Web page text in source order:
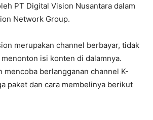
PT Digital Vision Nusantara dalam
Network Group.
merupakan channel berbayar, tidak
isi konten di dalamnya.
mencoba berlangganan channel K-
paket dan cara membelinya berikut